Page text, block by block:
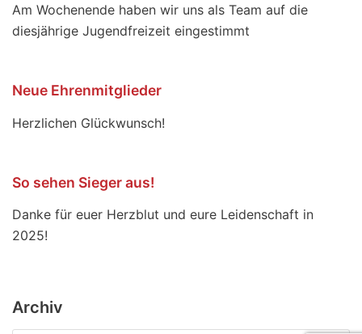
Am Wochenende haben wir uns als Team auf die
diesjährige Jugendfreizeit eingestimmt
Neue Ehrenmitglieder
Herzlichen Glückwunsch!
So sehen Sieger aus!
Danke für euer Herzblut und eure Leidenschaft in
2025!
Archiv